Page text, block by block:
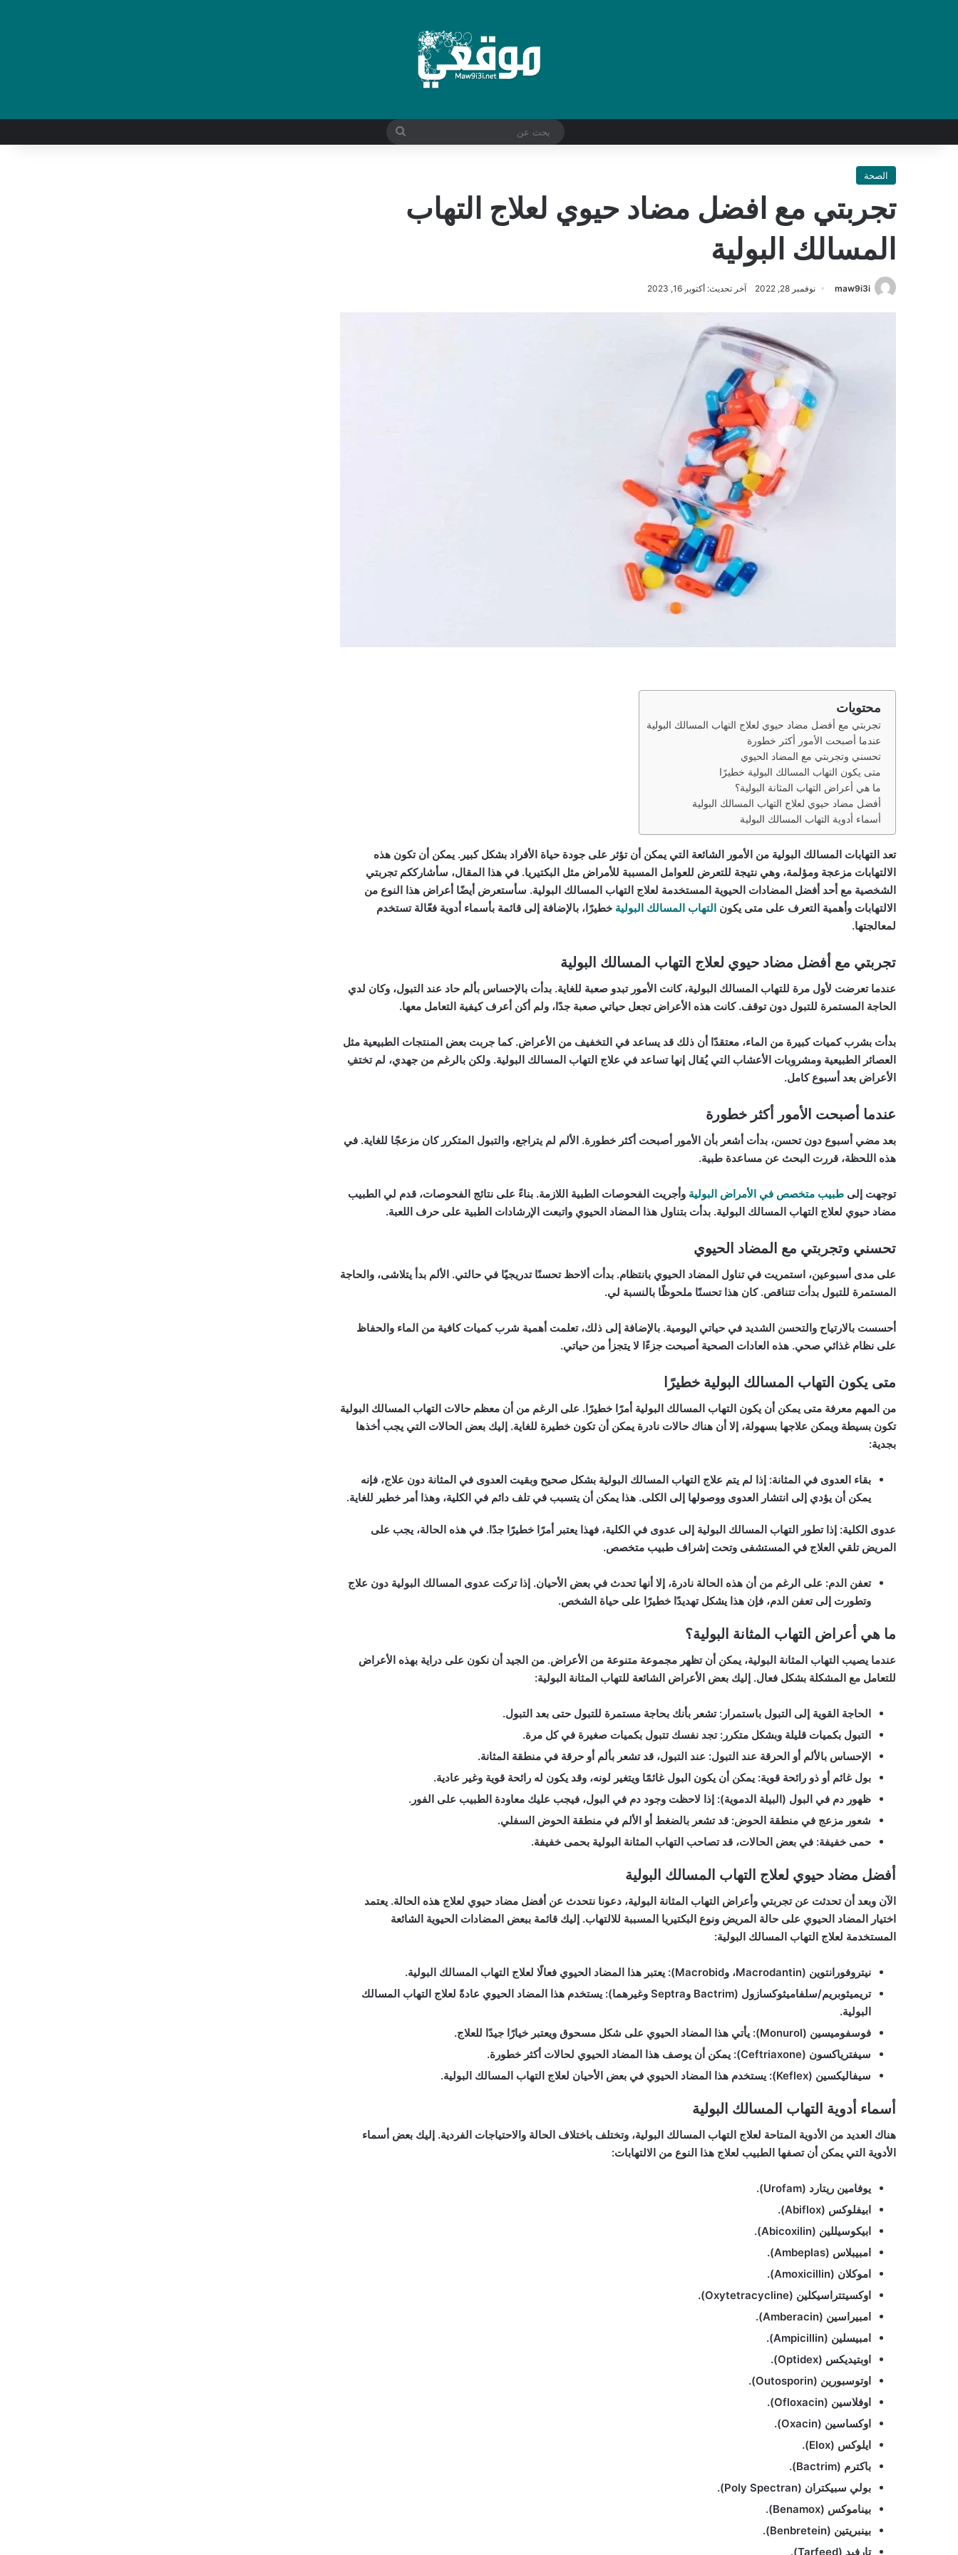
بحث
الصحة
تجربتي مع افضل مضاد حيوي لعلاج التهاب
المسالك البولية
maw9i3i نوفمبر 28, 2022 آخر تحديث: أكتوبر 16, 2023
محتويات
تجربتي مع أفضل مضاد حيوي لعلاج التهاب المسالك البولية
عندما أصبحت الأمور أكثر خطورة
تحسني وتجربتي مع المضاد الحيوي
متى يكون التهاب المسالك البولية خطيرًا
ما هي أعراض التهاب المثانة البولية؟
أفضل مضاد حيوي لعلاج التهاب المسالك البولية
أسماء أدوية التهاب المسالك البولية
تعد التهابات المسالك البولية من الأمور الشائعة التي يمكن أن تؤثر على جودة حياة الأفراد بشكل كبير. يمكن أن تكون هذه
الالتهابات مزعجة ومؤلمة، وهي نتيجة للتعرض للعوامل المسببة للأمراض مثل البكتيريا. في هذا المقال، سأشارككم تجربتي
الشخصية مع أحد أفضل المضادات الحيوية المستخدمة لعلاج التهاب المسالك البولية. سأستعرض أيضًا أعراض هذا النوع من
الالتهابات وأهمية التعرف على متى يكون التهاب المسالك البولية خطيرًا، بالإضافة إلى قائمة بأسماء أدوية فعّالة تستخدم
لمعالجتها.
تجربتي مع أفضل مضاد حيوي لعلاج التهاب المسالك البولية
عندما تعرضت لأول مرة للتهاب المسالك البولية، كانت الأمور تبدو صعبة للغاية. بدأت بالإحساس بألم حاد عند التبول، وكان لدي
الحاجة المستمرة للتبول دون توقف. كانت هذه الأعراض تجعل حياتي صعبة جدًا، ولم أكن أعرف كيفية التعامل معها.
بدأت بشرب كميات كبيرة من الماء، معتقدًا أن ذلك قد يساعد في التخفيف من الأعراض. كما جربت بعض المنتجات الطبيعية مثل
العصائر الطبيعية ومشروبات الأعشاب التي يُقال إنها تساعد في علاج التهاب المسالك البولية. ولكن بالرغم من جهدي، لم تختفِ
الأعراض بعد أسبوع كامل.
عندما أصبحت الأمور أكثر خطورة
بعد مضي أسبوع دون تحسن، بدأت أشعر بأن الأمور أصبحت أكثر خطورة. الألم لم يتراجع، والتبول المتكرر كان مزعجًا للغاية. في
هذه اللحظة، قررت البحث عن مساعدة طبية.
توجهت إلى طبيب متخصص في الأمراض البولية وأجريت الفحوصات الطبية اللازمة. بناءً على نتائج الفحوصات، قدم لي الطبيب
مضاد حيوي لعلاج التهاب المسالك البولية. بدأت بتناول هذا المضاد الحيوي واتبعت الإرشادات الطبية على حرف اللعبة.
تحسني وتجربتي مع المضاد الحيوي
على مدى أسبوعين، استمريت في تناول المضاد الحيوي بانتظام. بدأت ألاحظ تحسنًا تدريجيًا في حالتي. الألم بدأ يتلاشى، والحاجة
المستمرة للتبول بدأت تتناقص. كان هذا تحسنًا ملحوظًا بالنسبة لي.
أحسست بالارتياح والتحسن الشديد في حياتي اليومية. بالإضافة إلى ذلك، تعلمت أهمية شرب كميات كافية من الماء والحفاظ
على نظام غذائي صحي. هذه العادات الصحية أصبحت جزءًا لا يتجزأ من حياتي.
متى يكون التهاب المسالك البولية خطيرًا
من المهم معرفة متى يمكن أن يكون التهاب المسالك البولية أمرًا خطيرًا. على الرغم من أن معظم حالات التهاب المسالك البولية
تكون بسيطة ويمكن علاجها بسهولة، إلا أن هناك حالات نادرة يمكن أن تكون خطيرة للغاية. إليك بعض الحالات التي يجب أخذها
بجدية:
بقاء العدوى في المثانة: إذا لم يتم علاج التهاب المسالك البولية بشكل صحيح وبقيت العدوى في المثانة دون علاج، فإنه
يمكن أن يؤدي إلى انتشار العدوى ووصولها إلى الكلى. هذا يمكن أن يتسبب في تلف دائم في الكلية، وهذا أمر خطير للغاية.
عدوى الكلية: إذا تطور التهاب المسالك البولية إلى عدوى في الكلية، فهذا يعتبر أمرًا خطيرًا جدًا. في هذه الحالة، يجب على
المريض تلقي العلاج في المستشفى وتحت إشراف طبيب متخصص.
تعفن الدم: على الرغم من أن هذه الحالة نادرة، إلا أنها تحدث في بعض الأحيان. إذا تركت عدوى المسالك البولية دون علاج
وتطورت إلى تعفن الدم، فإن هذا يشكل تهديدًا خطيرًا على حياة الشخص.
ما هي أعراض التهاب المثانة البولية؟
عندما يصيب التهاب المثانة البولية، يمكن أن تظهر مجموعة متنوعة من الأعراض. من الجيد أن نكون على دراية بهذه الأعراض
للتعامل مع المشكلة بشكل فعال. إليك بعض الأعراض الشائعة للتهاب المثانة البولية:
الحاجة القوية إلى التبول باستمرار : تشعر بأنك بحاجة مستمرة للتبول حتى بعد التبول.
التبول بكميات قليلة وبشكل متكرر : تجد نفسك تتبول بكميات صغيرة في كل مرة.
الإحساس بالألم أو الحرقة عند التبول: عند التبول، قد تشعر بألم أو حرقة في منطقة المثانة.
بول غائم أو ذو رائحة قوية: يمكن أن يكون البول غائمًا ويتغير لونه، وقد يكون له رائحة قوية وغير عادية.
ظهور دم في البول (البيلة الدموية): إذا لاحظت وجود دم في البول، فيجب عليك معاودة الطبيب على الفور.
شعور مزعج في منطقة الحوض: قد تشعر بالضغط أو الألم في منطقة الحوض السفلي.
حمى خفيفة: في بعض الحالات، قد تصاحب التهاب المثانة البولية بحمى خفيفة.
أفضل مضاد حيوي لعلاج التهاب المسالك البولية
الآن وبعد أن تحدثت عن تجربتي وأعراض التهاب المثانة البولية، دعونا نتحدث عن أفضل مضاد حيوي لعلاج هذه الحالة. يعتمد
اختيار المضاد الحيوي على حالة المريض ونوع البكتيريا المسببة للالتهاب. إليك قائمة ببعض المضادات الحيوية الشائعة
المستخدمة لعلاج التهاب المسالك البولية:
نيتروفورانتوين (Macrodantin، وMacrobid)
: يعتبر هذا المضاد الحيوي فعالًا لعلاج التهاب المسالك البولية.
تريميثوبريم/سلفاميثوكسازول (Bactrim وSeptra وغيرهما)
: يستخدم هذا المضاد الحيوي عادةً لعلاج التهاب المسالك
البولية.
فوسفوميسين (Monurol)
: يأتي هذا المضاد الحيوي على شكل مسحوق ويعتبر خيارًا جيدًا للعلاج.
سيفترياكسون (Ceftriaxone)
: يمكن أن يوصف هذا المضاد الحيوي لحالات أكثر خطورة.
سيفاليكسين (Keflex)
: يستخدم هذا المضاد الحيوي في بعض الأحيان لعلاج التهاب المسالك البولية.
أسماء أدوية التهاب المسالك البولية
هناك العديد من الأدوية المتاحة لعلاج التهاب المسالك البولية، وتختلف باختلاف الحالة والاحتياجات الفردية. إليك بعض أسماء
الأدوية التي يمكن أن تصفها الطبيب لعلاج هذا النوع من الالتهابات:
يوفامين ريتارد (Urofam)
.
ابيفلوكس (Abiflox)
.
ابيكوسيللين (Abicoxilin)
.
امبيبلاس (Ambeplas)
.
اموكلان (Amoxicillin)
.
اوكسيتتراسيكلين (Oxytetracycline)
.
امبيراسين (Amberacin)
.
امبيسلين (Ampicillin)
.
اوبتيديكس (Optidex)
.
اوتوسبورين (Outosporin)
.
اوفلاسين (Ofloxacin)
.
اوكساسين (Oxacin)
.
ايلوكس (Elox)
.
باكترم (Bactrim)
.
بولي سبيكتران (Poly Spectran)
.
بيناموكس (Benamox)
.
بينبريتين (Benbretein)
.
تارفيد (Tarfeed)
.